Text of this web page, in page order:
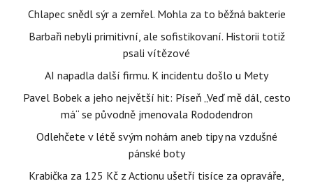
Chlapec snědl sýr a zemřel. Mohla za to běžná bakterie
Barbaři nebyli primitivní, ale sofistikovaní. Historii totiž
psali vítězové
AI napadla další firmu. K incidentu došlo u Mety
Pavel Bobek a jeho největší hit: Píseň „Veď mě dál, cesto
má“ se původně jmenovala Rododendron
Odlehčete v létě svým nohám aneb tipy na vzdušné
pánské boty
Krabička za 125 Kč z Actionu ušetří tisíce za opraváře,